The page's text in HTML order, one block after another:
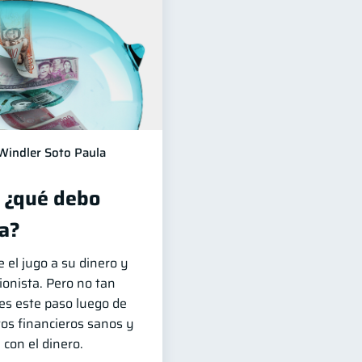
Soto Paula
debo
el jugo a su dinero y
Pero no tan
este paso luego de
financieros sanos y
el dinero.